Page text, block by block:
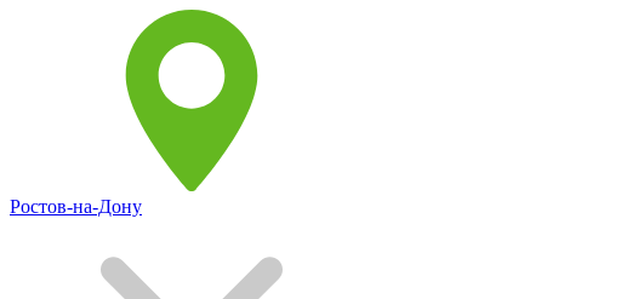
Ростов-на-Дону